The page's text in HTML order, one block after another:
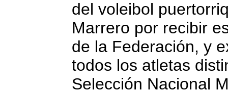
del voleibol
Marrero por recibir
de la Federación, y
todos los atletas
Selección Nacional